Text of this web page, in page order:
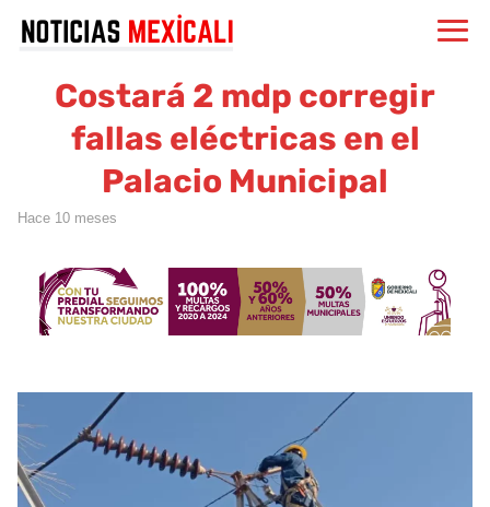
Costará 2 mdp corregir
fallas eléctricas en el
Palacio Municipal
hace 10 meses